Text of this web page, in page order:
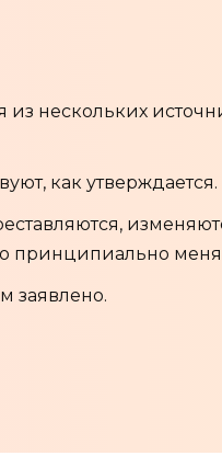
нескольких
как утверждается.
принципиально
заявлено.